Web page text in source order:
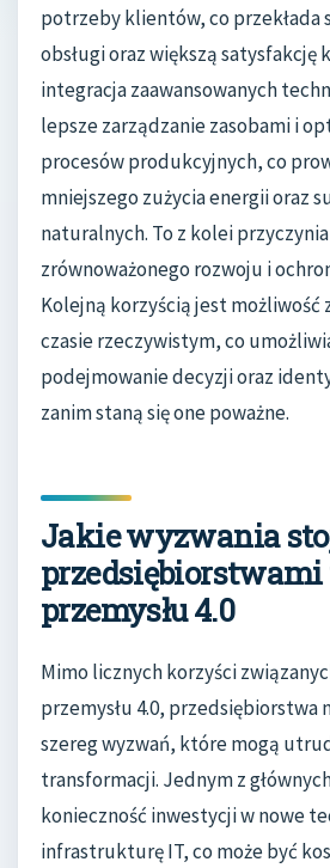
potrzeby klientów, co przekłada
obsługi oraz większą satysfakcję
integracja zaawansowanych
lepsze zarządzanie zasobami i
procesów produkcyjnych, co
mniejszego zużycia energii oraz
naturalnych. To z kolei
zrównoważonego rozwoju i
Kolejną korzyścią jest możliwość
czasie rzeczywistym, co
podejmowanie decyzji oraz
zanim staną się one poważne.
Jakie wyzwania
przedsiębiorstwami
przemysłu 4.0
Mimo licznych korzyści
przemysłu 4.0, przedsiębiorstwa
szereg wyzwań, które mogą
transformacji. Jednym z
konieczność inwestycji w nowe
infrastrukturę IT, co może być